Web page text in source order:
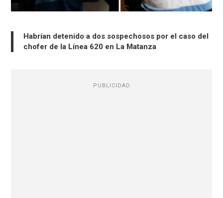
Habrían detenido a dos sospechosos por el caso del
chofer de la Línea 620 en La Matanza
PUBLICIDAD